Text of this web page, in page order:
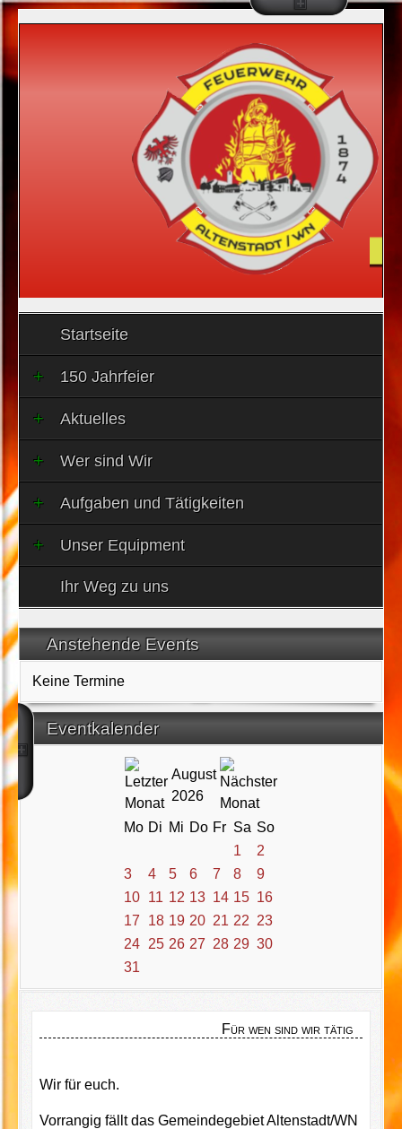
Startseite
150 Jahrfeier
Aktuelles
Wer sind Wir
Aufgaben und Tätigkeiten
Unser Equipment
Ihr Weg zu uns
Anstehende Events
Keine Termine
Eventkalender
August
2026
Mo Di Mi Do Fr Sa So
1
2
3
4 5 6 7 8
9
10 11 12 13 14 15 16
17
18 19 20 21 22 23
24 25 26 27 28 29 30
31
Für wen sind wir tätig
Wir für euch.
Vorrangig fällt das Gemeindegebiet Altenstadt/WN